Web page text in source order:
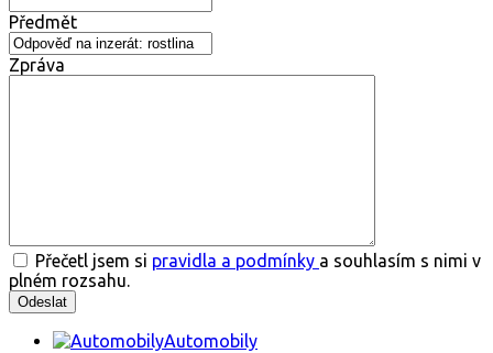
Předmět
Zpráva
Přečetl jsem si pravidla a podmínky a souhlasím s nimi v
plném rozsahu.
Automobily